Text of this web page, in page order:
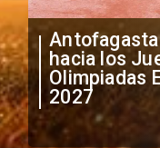
"Falta de
anuncia
irregular de
extranjeros